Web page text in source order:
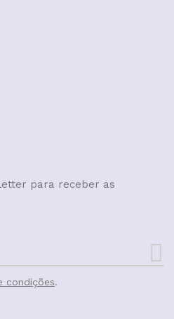
para receber as
condições.